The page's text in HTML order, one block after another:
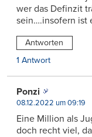
wer das Definzit
sein….insofern ist
Antworten
1 Antwort
Ponzi
08.12.2022 um 09:19
Eine Million als
doch recht viel,